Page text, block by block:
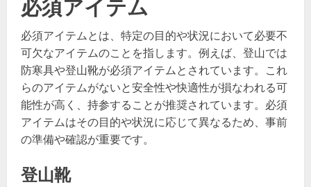
必須アイテムとは、特定の目的や状況において必要不
可欠なアイテムのことを指します。例えば、登山では
防寒具や登山靴が必須アイテムとされています。これ
らのアイテムがないと安全性や快適性が損なわれる可
能性が高く、持参することが推奨されています。必須
アイテムはその目的や状況に応じて異なるため、事前
の準備や確認が重要です。
登山靴